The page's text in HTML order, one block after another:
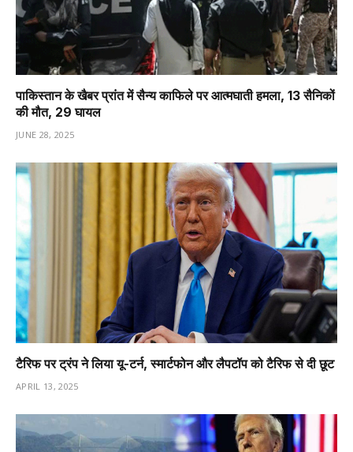
पाकिस्तान के खैबर प्रांत में सैन्य काफिले पर आत्मघाती हमला, 13 सैनिकों
की मौत, 29 घायल
JUNE 28, 2025
टैरिफ पर ट्रंप ने लिया यू-टर्न, स्मार्टफोन और लैपटॉप को टैरिफ से दी छूट
APRIL 13, 2025